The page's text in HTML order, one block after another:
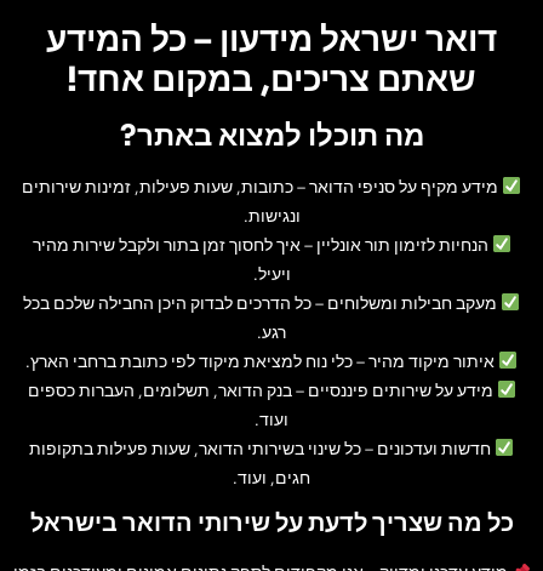
דואר ישראל מידעון – כל המידע
שאתם צריכים, במקום אחד!
מה תוכלו למצוא באתר?
מידע מקיף על סניפי הדואר– כתובות, שעות פעילות, זמינות שירותים
ונגישות.
הנחיות לזימון תור אונליין – איך לחסוך זמן בתור ולקבל שירות מהיר
ויעיל.
מעקב חבילות ומשלוחים – כל הדרכים לבדוק היכן החבילה שלכם בכל
רגע.
איתור מיקוד מהיר– כלי נוח למציאת מיקוד לפי כתובת ברחבי הארץ.
מידע על שירותים פיננסיים – בנק הדואר, תשלומים, העברות כספים
ועוד.
חדשות ועדכונים – כל שינוי בשירותי הדואר, שעות פעילות בתקופות
חגים, ועוד.
כל מה שצריך לדעת על שירותי הדואר בישראל